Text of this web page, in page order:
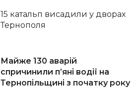
15 катальп висадили у дворах
Тернополя
Майже 130 аварій
спричинили п’яні водії на
Тернопільщині з початку року